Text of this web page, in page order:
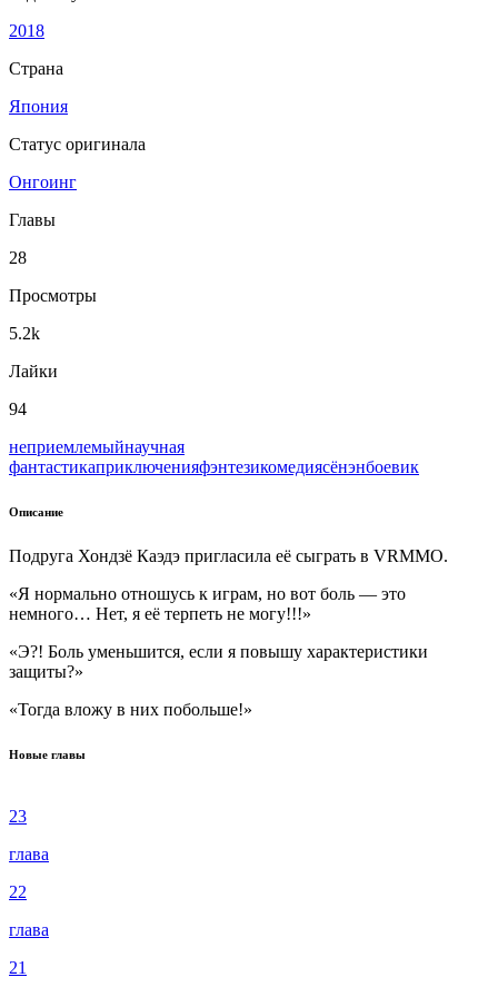
2018
Страна
Япония
Статус оригинала
Онгоинг
Главы
28
Просмотры
5.2k
Лайки
94
неприемлемыйнаучная
фантастикаприключенияфэнтезикомедиясёнэнбоевик
Описание
Подруга Хондзё Каэдэ пригласила её сыграть в VRMMO.
«Я нормально отношусь к играм, но вот боль — это
немного… Нет, я её терпеть не могу!!!»
«Э?! Боль уменьшится, если я повышу характеристики
защиты?»
«Тогда вложу в них побольше!»
Новые главы
23
глава
22
глава
21